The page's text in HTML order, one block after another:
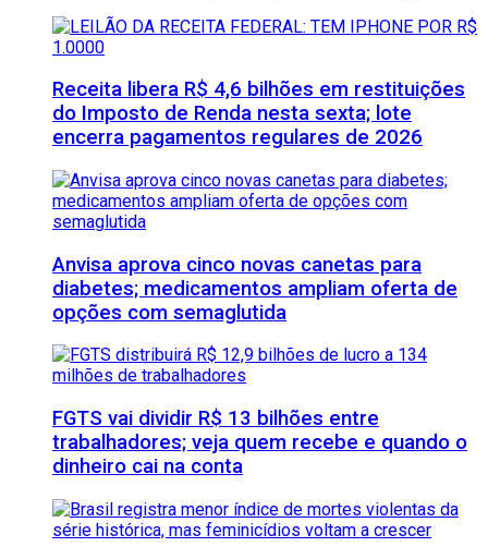
Receita libera R$ 4,6 bilhões em restituições
do Imposto de Renda nesta sexta; lote
encerra pagamentos regulares de 2026
Anvisa aprova cinco novas canetas para
diabetes; medicamentos ampliam oferta de
opções com semaglutida
FGTS vai dividir R$ 13 bilhões entre
trabalhadores; veja quem recebe e quando o
dinheiro cai na conta